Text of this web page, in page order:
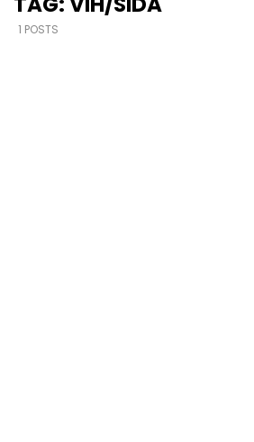
1 POSTS